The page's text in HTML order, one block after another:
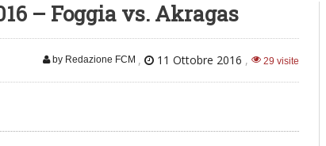
– Foggia vs. Akragas
by Redazione FCM , 11 Ottobre 2016 , 29 visite